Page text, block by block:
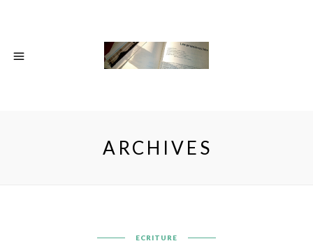
ARCHIVES
ECRITURE